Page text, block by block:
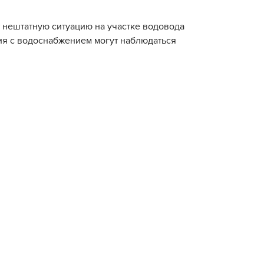
ситуацию на участке водовода
с водоснабжением могут наблюдаться